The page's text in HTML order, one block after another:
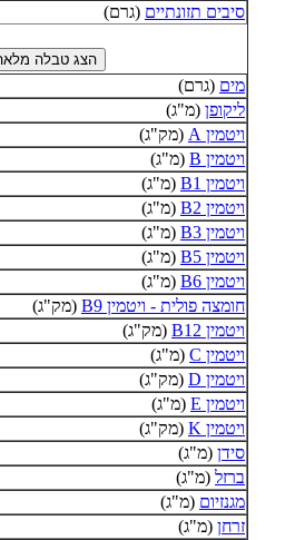
סיבים תזונתיים (גרם)
מים (גרם)
ליקופן (מ"ג)
ויטמין A
(מק"ג)
ויטמין B
(מ"ג)
ויטמין B1
(מ"ג)
ויטמין B2
(מ"ג)
ויטמין B3
(מ"ג)
ויטמין B5
(מ"ג)
ויטמין B6
(מ"ג)
חומצה פולית - ויטמין B9
(מק"ג)
ויטמין B12
(מק"ג)
ויטמין C
(מ"ג)
ויטמין D
(מק"ג)
ויטמין E
(מ"ג)
ויטמין K
(מק"ג)
סידן (מ"ג)
ברזל (מ"ג)
מגנזיום (מ"ג)
זרחן (מ"ג)